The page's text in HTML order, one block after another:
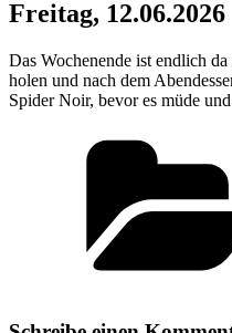
Freitag, 12.06.2026
Das Wochenende ist endlich
holen und nach dem
Spider Noir, bevor es müde